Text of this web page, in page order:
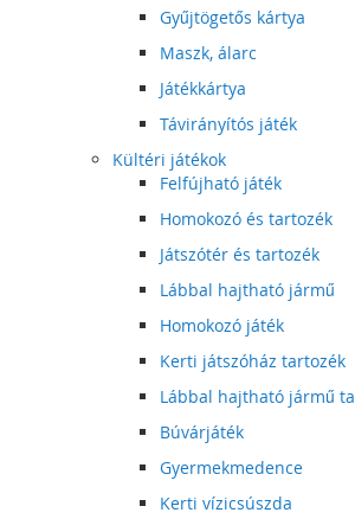
Gyűjtögetős kártya
Maszk, álarc
Játékkártya
Távirányítós játék
Kültéri játékok
Felfújható játék
Homokozó és tartozék
Játszótér és tartozék
Lábbal hajtható jármű
Homokozó játék
Kerti játszóház tartozék
Lábbal hajtható jármű
Búvárjáték
Gyermekmedence
Kerti vízicsúszda